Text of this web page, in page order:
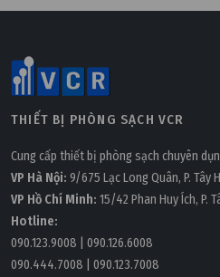
THIẾT BỊ PHÒNG SẠCH VCR
Cung cấp thiết bị phòng sạch chuyên
VP Hà Nội: 9/675 Lạc Long Quân, P. Tây
VP Hồ Chí Minh: 15/42 Phan Huy Ích, P.
Hotline:
090.123.9008
090.126.6008
090.444.7008
090.123.7008